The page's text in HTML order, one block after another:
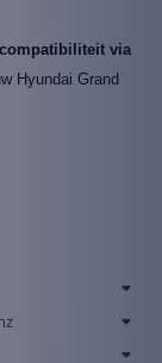
via
Hyundai Grand